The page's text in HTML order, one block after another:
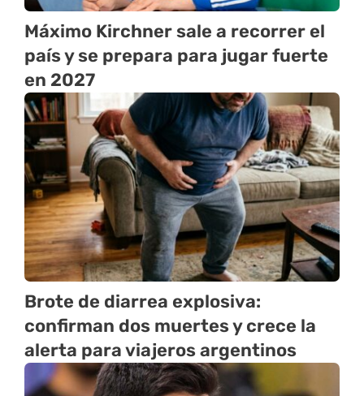
Máximo Kirchner sale a recorrer el
país y se prepara para jugar fuerte
en 2027
Brote de diarrea explosiva:
confirman dos muertes y crece la
alerta para viajeros argentinos